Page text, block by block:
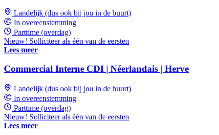
Landelijk (dus ook bij jou in de buurt)
In overeenstemming
Parttime (overdag)
Nieuw! Solliciteer als één van de eersten
Lees meer
Commercial Interne CDI | Néerlandais | Herve
Landelijk (dus ook bij jou in de buurt)
In overeenstemming
Parttime (overdag)
Nieuw! Solliciteer als één van de eersten
Lees meer